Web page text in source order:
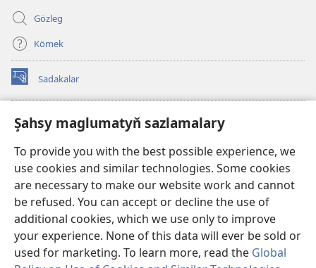
Şahsy maglumatyň sazlamalary
To provide you with the best possible experience, we
use cookies and similar technologies. Some cookies
are necessary to make our website work and cannot
be refused. You can accept or decline the use of
additional cookies, which we use only to improve
your experience. None of this data will ever be sold or
used for marketing. To learn more, read the Global
Gözleg
Kömek
Sadakalar
(täze
sahypada
Garawul diňiniň ONLAÝN KITAPHANASY
(täze
açylýar)JW Hub
(täze
sahypada
açylýar)JW Library
Watchtower Library